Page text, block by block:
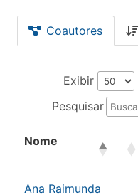
Coautores
Exibir
Pesquisar
Nome
Ana Raimunda